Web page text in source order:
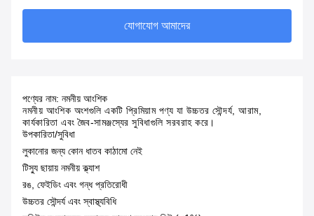
যোগাযোগ আমাদের
পণ্যের নাম: নমনীয় আংশিক
নমনীয় আংশিক অংশগুলি একটি প্রিমিয়াম পণ্য যা উচ্চতর সৌন্দর্য, আরাম,
কার্যকারিতা এবং জৈব-সামঞ্জস্যের সুবিধাগুলি সরবরাহ করে।
উপকারিতা/সুবিধা
লুকানোর জন্য কোন ধাতব কাঠামো নেই
টিস্যু ছায়ায় নমনীয় ক্ল্যাশ
রঙ, ফেইডিং এবং গন্ধ প্রতিরোধী
উচ্চতর সৌন্দর্য এবং স্বাস্থ্যবিধি